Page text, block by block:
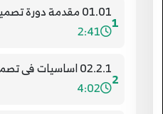
1
01.01 مقدمة دورة تصميم خلفيات للالعاب والفيديوهات - illustrator Backgrounds
2:41
2
02.2.1 اساسيات فى تصميم الخلفيات illustrator Backgrounds
4:02